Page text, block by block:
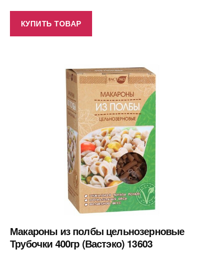
КУПИТЬ ТОВАР
Макароны из полбы цельнозерновые
Трубочки 400гр (Вастэко) 13603